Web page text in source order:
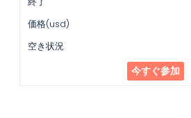
今すぐ参加